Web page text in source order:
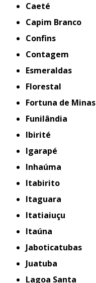
Caeté
Capim Branco
Confins
Contagem
Esmeraldas
Florestal
Fortuna de Minas
Funilândia
Ibirité
Igarapé
Inhaúma
Itabirito
Itaguara
Itatiaiuçu
Itaúna
Jaboticatubas
Juatuba
Lagoa Santa